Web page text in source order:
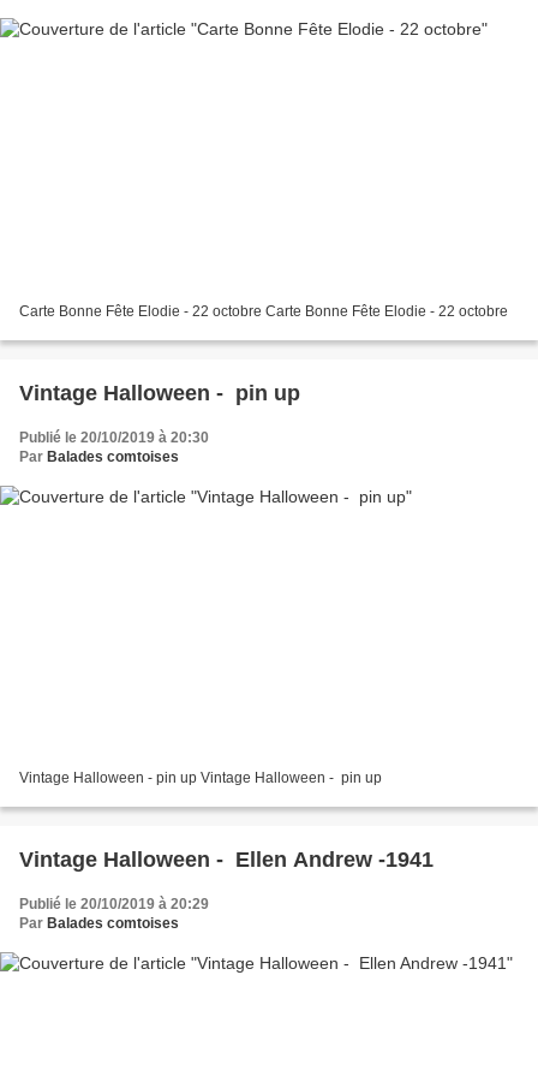
Carte Bonne Fête Elodie - 22 octobre Carte Bonne Fête Elodie - 22 octobre
Vintage Halloween - pin up
Publié le 20/10/2019 à 20:30
Par Balades comtoises
Vintage Halloween - pin up Vintage Halloween - pin up
Vintage Halloween - Ellen Andrew -1941
Publié le 20/10/2019 à 20:29
Par Balades comtoises